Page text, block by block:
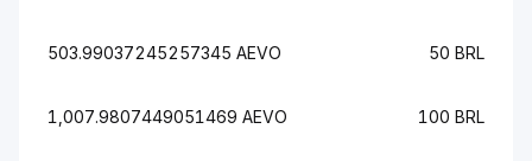
503.99037245257345 AEVO 50 BRL
1,007.9807449051469 AEVO 100 BRL